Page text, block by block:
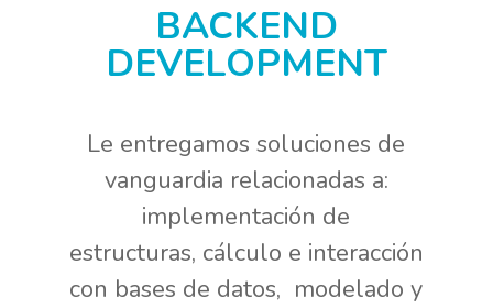
BACKEND
DEVELOPMENT
Le entregamos soluciones de
vanguardia relacionadas a:
implementación de
estructuras, cálculo e interacción
con bases de datos, modelado y